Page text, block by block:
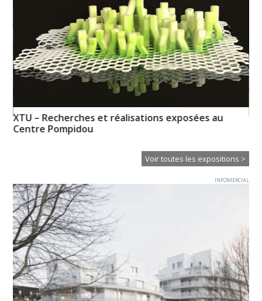
XTU – Recherches et réalisations exposées au
Centre Pompidou
Voir toutes les expositions >
INFOMERCIAL